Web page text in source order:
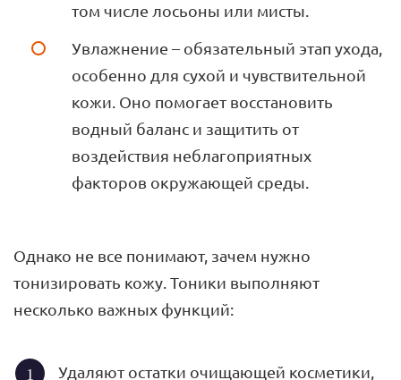
том числе лосьоны или мисты.
Увлажнение – обязательный этап ухода,
особенно для сухой и чувствительной
кожи. Оно помогает восстановить
водный баланс и защитить от
воздействия неблагоприятных
факторов окружающей среды.
Однако не все понимают, зачем нужно
тонизировать кожу. Тоники выполняют
несколько важных функций:
Удаляют остатки очищающей косметики,